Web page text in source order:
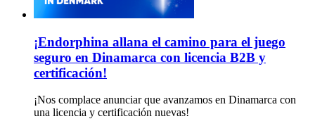
¡Endorphina allana el camino para el juego
seguro en Dinamarca con licencia B2B y
certificación!
¡Nos complace anunciar que avanzamos en Dinamarca con
una licencia y certificación nuevas!